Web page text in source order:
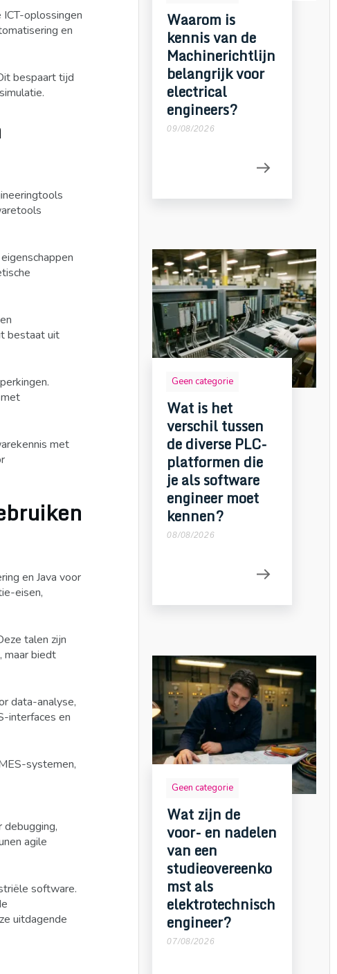
oplossingen
en
bespaart tijd
bestaat uit
met
en Java voor
eisen,
talen zijn
maar biedt
data-analyse,
interfaces en
systemen,
agile
software.
uitdagende
Waarom is
kennis van de
Machinerichtlijn
belangrijk voor
electrical
engineers?
09/08/2026
Geen categorie
Wat is het
verschil tussen
de diverse PLC-
platformen die
je als software
engineer moet
kennen?
08/08/2026
Geen categorie
Wat zijn de
voor- en nadelen
van een
studieovereenko
mst als
elektrotechnisch
engineer?
07/08/2026